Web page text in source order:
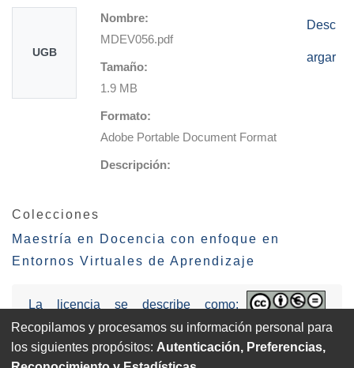
UGB
Nombre:
MDEV056.pdf
Tamaño:
1.9 MB
Formato:
Adobe Portable Document Format
Descripción:
Desc
argar
Colecciones
Maestría en Docencia con enfoque en
Entornos Virtuales de Aprendizaje
La licencia se describe como:
Attribution-NonCommercial-NoDerivs
3.0 United States (CC BY-NC-ND 3.0 US).
Recopilamos y procesamos su información personal para
los siguientes propósitos: Autenticación, Preferencias,